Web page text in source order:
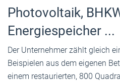
Photovoltaik,
Energiespeicher ...
Der Unternehmer zählt gleich
Beispielen aus dem eigenen
einem restaurierten, 800